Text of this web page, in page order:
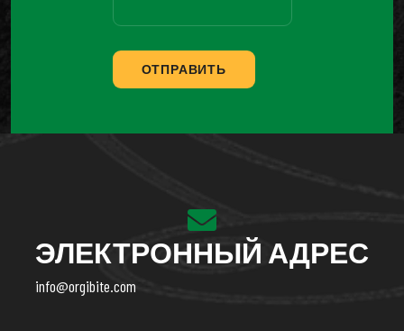
ОТПРАВИТЬ
ЭЛЕКТРОННЫЙ АДРЕС
info@orgibite.com